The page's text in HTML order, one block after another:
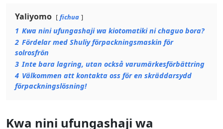
Yaliyomo fichua
1 Kwa nini ufungashaji wa kiotomatiki ni chaguo bora?
2 Fördelar med Shuliy förpackningsmaskin för
solrosfrön
3 Inte bara lagring, utan också varumärkesförbättring
4 Välkommen att kontakta oss för en skräddarsydd
förpackningslösning!
Kwa nini ufungashaji wa